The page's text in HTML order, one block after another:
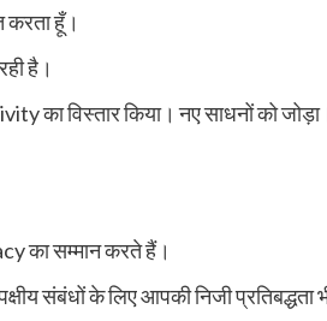
हूँ।
है।
का विस्तार किया। नए साधनों को
का सम्मान करते हैं।
संबंधों के लिए आपकी निजी प्रतिबद्धता